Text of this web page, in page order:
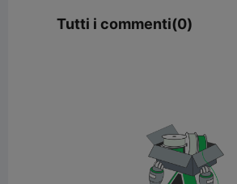
Tutti i commenti(0)